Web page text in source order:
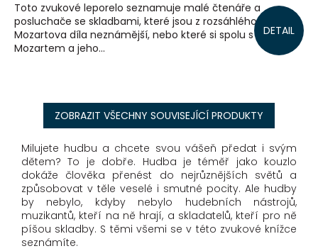
DETAIL
Toto zvukové leporelo seznamuje malé čtenáře a
posluchače se skladbami, které jsou z rozsáhlého
Mozartova díla neznámější, nebo které si spolu s
Mozartem a jeho...
ZOBRAZIT VŠECHNY SOUVISEJÍCÍ PRODUKTY
Milujete hudbu a chcete svou vášeň předat i svým
dětem? To je dobře. Hudba je téměř jako kouzlo
dokáže člověka přenést do nejrůznějších světů a
způsobovat v těle veselé i smutné pocity. Ale hudby
by nebylo, kdyby nebylo hudebních nástrojů,
muzikantů, kteří na ně hrají, a skladatelů, kteří pro ně
píšou skladby. S těmi všemi se v této zvukové knížce
seznámíte.